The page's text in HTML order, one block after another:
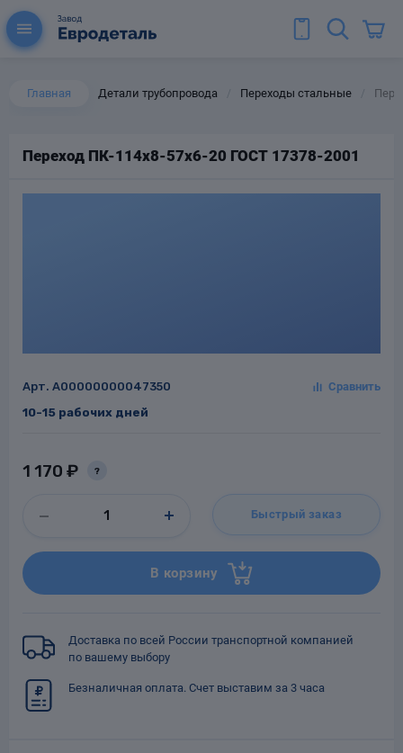
Главная Детали трубопровода Переходы стальные
Переход ПК-114х8-57х6-20 ГОСТ 17378-2001
Арт. A00000000047350
10-15 рабочих дней
1 170 ₽ ?
Быстрый заказ
В корзину
Доставка по всей России транспортной компанией
по вашему выбору
Безналичная оплата. Счет выставим за 3 часа
Колена для труб
стальные
Фланцы стальные